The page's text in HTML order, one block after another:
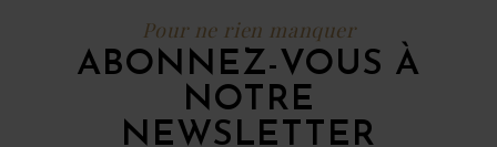
Pour ne rien manquer
ABONNEZ-VOUS À
NOTRE
NEWSLETTER